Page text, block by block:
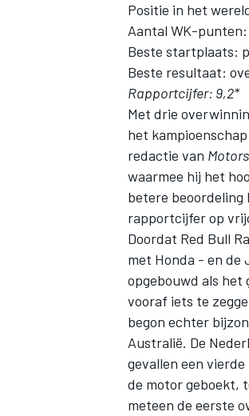
Positie in het
Aantal WK-punten:
Beste startplaats:
Beste resultaat:
Rapportcijfer: 9,2*
Met drie
het
redactie van
waarmee hij het
betere beoordeling
rapportcijfer op
Doordat Red Bull
met Honda - en de
opgebouwd als
vooraf iets te
begon echter
Australië. De
gevallen een
de motor geboekt,
meteen de eerste